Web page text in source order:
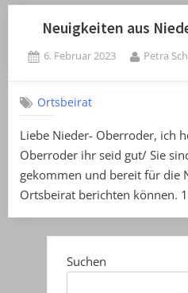
Neuigkeiten aus
Posted
6. Februar 2023 By
Petra
Ortsbeirat
Liebe Nieder- Oberroder, ich
Oberroder ihr seid gut/ Sie
gekommen und bereit für die
Ortsbeirat berichten können.
Suchen